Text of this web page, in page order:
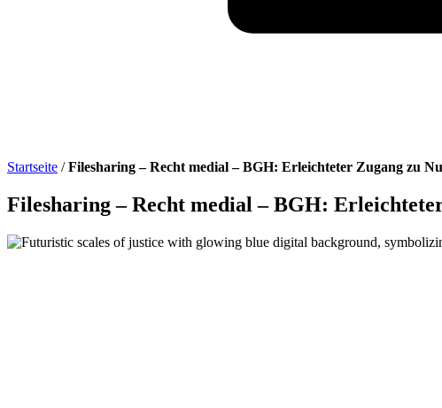
Startseite / Filesharing – Recht medial – BGH: Erleichteter Zugang zu
Filesharing – Recht medial – BGH: